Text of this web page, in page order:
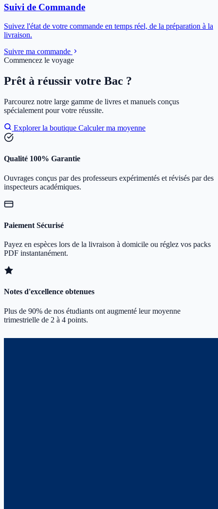
Suivi de Commande
Suivez l'état de votre commande en temps réel, de la préparation à la
livraison.
Suivre ma commande
Commencez le voyage
Prêt à réussir votre Bac ?
Parcourez notre large gamme de livres et manuels conçus
spécialement pour votre réussite.
Explorer la boutique Calculer ma moyenne
Qualité 100% Garantie
Ouvrages conçus par des professeurs expérimentés et révisés par des
inspecteurs académiques.
Paiement Sécurisé
Payez en espèces lors de la livraison à domicile ou réglez vos packs
PDF instantanément.
Notes d'excellence obtenues
Plus de 90% de nos étudiants ont augmenté leur moyenne
trimestrielle de 2 à 4 points.